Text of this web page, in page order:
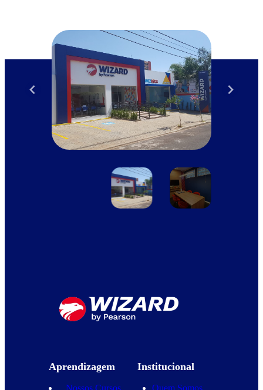
Aprendizagem
Nossos Cursos
Institucional
Quem Somos